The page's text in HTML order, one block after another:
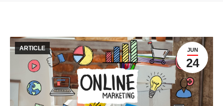
JUN
24
ARTICLE